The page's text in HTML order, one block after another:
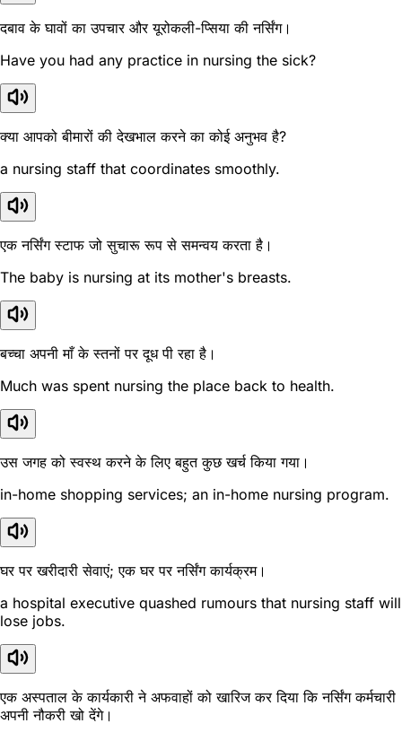
दबाव के घावों का उपचार और यूरोकली-प्सिया की नर्सिंग।
Have you had any practice in nursing the sick?
क्या आपको बीमारों की देखभाल करने का कोई अनुभव है?
a nursing staff that coordinates smoothly.
एक नर्सिंग स्टाफ जो सुचारू रूप से समन्वय करता है।
The baby is nursing at its mother's breasts.
बच्चा अपनी माँ के स्तनों पर दूध पी रहा है।
Much was spent nursing the place back to health.
उस जगह को स्वस्थ करने के लिए बहुत कुछ खर्च किया गया।
in-home shopping services; an in-home nursing program.
घर पर खरीदारी सेवाएं; एक घर पर नर्सिंग कार्यक्रम।
a hospital executive quashed rumours that nursing staff will
lose jobs.
एक अस्पताल के कार्यकारी ने अफवाहों को खारिज कर दिया कि नर्सिंग कर्मचारी
अपनी नौकरी खो देंगे।